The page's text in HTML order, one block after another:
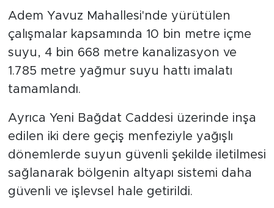
Adem Yavuz Mahallesi'nde yürütülen
çalışmalar kapsamında 10 bin metre içme
suyu, 4 bin 668 metre kanalizasyon ve
1.785 metre yağmur suyu hattı imalatı
tamamlandı.
Ayrıca Yeni Bağdat Caddesi üzerinde inşa
edilen iki dere geçiş menfeziyle yağışlı
dönemlerde suyun güvenli şekilde iletilmesi
sağlanarak bölgenin altyapı sistemi daha
güvenli ve işlevsel hale getirildi.